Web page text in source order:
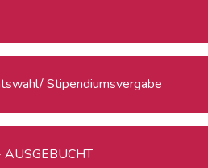
Stipendiumsvergabe
AUSGEBUCHT